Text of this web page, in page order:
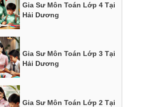
Gia Sư Môn Toán Lớp 4 Tại
Hải Dương
Gia Sư Môn Toán Lớp 3 Tại
Hải Dương
Gia Sư Môn Toán Lớp 2 Tại